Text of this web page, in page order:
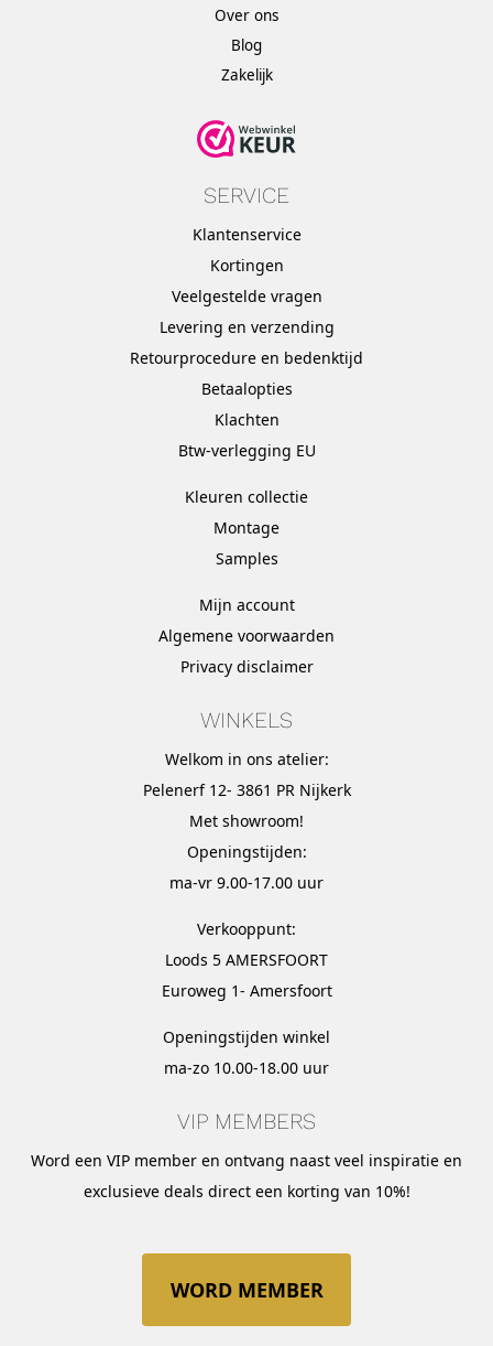
Over ons
Blog
Zakelijk
SERVICE
Klantenservice
Kortingen
Veelgestelde vragen
Levering en verzending
Retourprocedure en bedenktijd
Betaalopties
Klachten
Btw-verlegging EU
Kleuren collectie
Montage
Samples
Mijn account
Algemene voorwaarden
Privacy disclaimer
WINKELS
Welkom in ons atelier:
Pelenerf 12- 3861 PR Nijkerk
Met showroom!
Openingstijden:
ma-vr 9.00-17.00 uur
Verkooppunt:
Loods 5 AMERSFOORT
Euroweg 1- Amersfoort
Openingstijden winkel
ma-zo 10.00-18.00 uur
VIP MEMBERS
Word een VIP member en ontvang naast veel inspiratie en
exclusieve deals direct een korting van 10%!
WORD MEMBER